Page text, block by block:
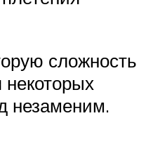
сложность
незаменим.